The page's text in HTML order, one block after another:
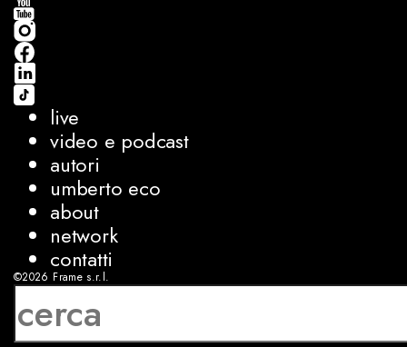
live
video e podcast
autori
umberto eco
about
network
contatti
©2026 Frame s.r.l.
P.IVA 08927250962
sviluppo:Luca Bunino